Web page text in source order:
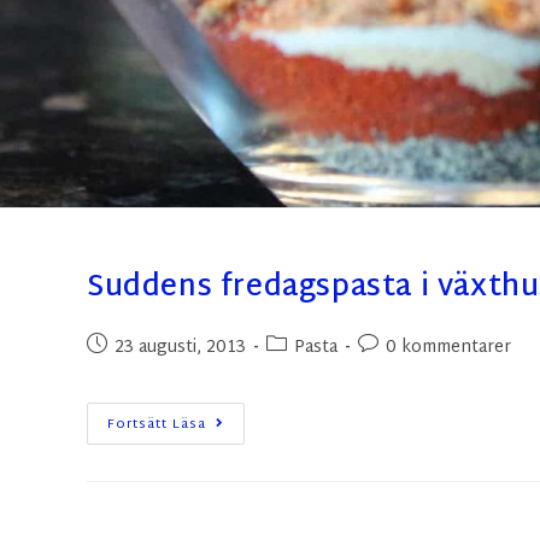
Suddens fredagspasta i
23 augusti, 2013 Pasta 0 kommentarer
Fortsätt Läsa